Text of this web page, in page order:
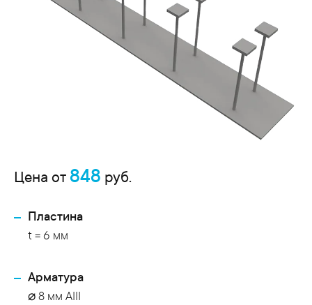
Цена от 848 руб.
Пластина
t = 6 мм
Арматура
⌀ 8 мм АIII